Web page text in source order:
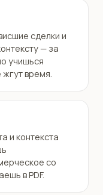
сделки и
— за
учишься
жгут время.
и контекста
со
в PDF.